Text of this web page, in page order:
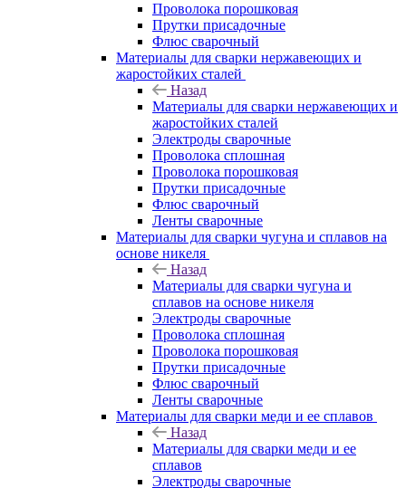
Проволока порошковая
Прутки присадочные
Флюс сварочный
Материалы для сварки нержавеющих и
жаростойких сталей
Назад
Материалы для сварки нержавеющих и
жаростойких сталей
Электроды сварочные
Проволока сплошная
Проволока порошковая
Прутки присадочные
Флюс сварочный
Ленты сварочные
Материалы для сварки чугуна и сплавов на
основе никеля
Назад
Материалы для сварки чугуна и
сплавов на основе никеля
Электроды сварочные
Проволока сплошная
Проволока порошковая
Прутки присадочные
Флюс сварочный
Ленты сварочные
Материалы для сварки меди и ее сплавов
Назад
Материалы для сварки меди и ее
сплавов
Электроды сварочные